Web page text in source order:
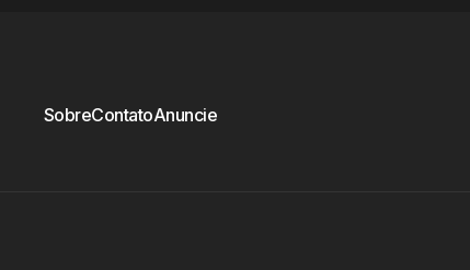
SobreContatoAnuncie